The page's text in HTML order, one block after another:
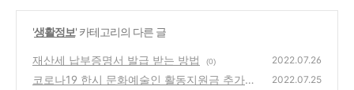
'생활정보' 카테고리의 다른 글
재산세 납부증명서 발급 받는 방법 (0) 2022.07.26
코로나19 한시 문화예술인 활동지원금 추가지
2022.07.25